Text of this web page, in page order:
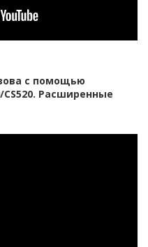
с помощью
CS520. Расширенные